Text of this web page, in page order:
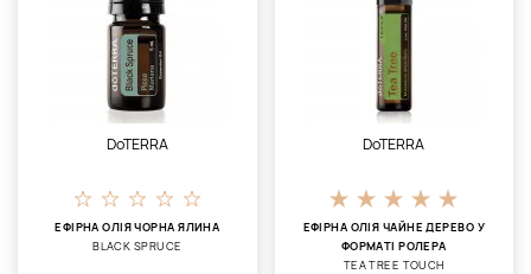
DoTERRA
ЕФІРНА ОЛІЯ ЧОРНА ЯЛИНА
BLACK SPRUCE
DoTERRA
ЕФІРНА ОЛІЯ ЧАЙНЕ ДЕРЕВО У
ФОРМАТІ РОЛЕРА
TEA TREE TOUCH